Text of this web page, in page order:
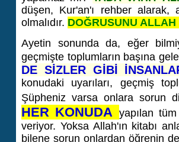
düşen, Kur'an'ı rehber alarak,
olmalıdır. DOĞRUSUNU ALLAH
Ayetin sonunda da, eğer
geçmişte toplumların başına
DE SİZLER GİBİ
konudaki uyarıları, geçmiş
Şüpheniz varsa onlara sorun
HER KONUDA yapılan
veriyor. Yoksa Allah'ın kitabı
bilene sorun onlardan öğrenin